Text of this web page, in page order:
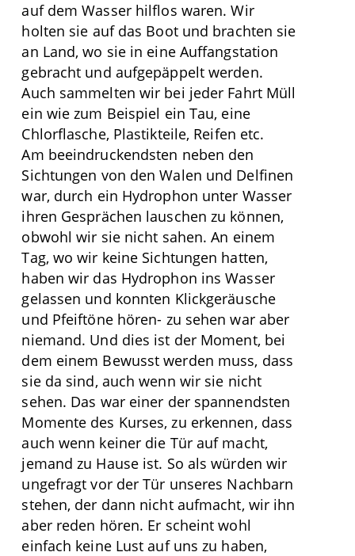
auf dem Wasser hilflos waren. Wir
holten sie auf das Boot und brachten sie
an Land, wo sie in eine Auffangstation
gebracht und aufgepäppelt werden.
Auch sammelten wir bei jeder Fahrt Müll
ein wie zum Beispiel ein Tau, eine
Chlorflasche, Plastikteile, Reifen etc.
Am beeindruckendsten neben den
Sichtungen von den Walen und Delfinen
war, durch ein Hydrophon unter Wasser
ihren Gesprächen lauschen zu können,
obwohl wir sie nicht sahen. An einem
Tag, wo wir keine Sichtungen hatten,
haben wir das Hydrophon ins Wasser
gelassen und konnten Klickgeräusche
und Pfeiftöne hören- zu sehen war aber
niemand. Und dies ist der Moment, bei
dem einem Bewusst werden muss, dass
sie da sind, auch wenn wir sie nicht
sehen. Das war einer der spannendsten
Momente des Kurses, zu erkennen, dass
auch wenn keiner die Tür auf macht,
jemand zu Hause ist. So als würden wir
ungefragt vor der Tür unseres Nachbarn
stehen, der dann nicht aufmacht, wir ihn
aber reden hören. Er scheint wohl
einfach keine Lust auf uns zu haben,